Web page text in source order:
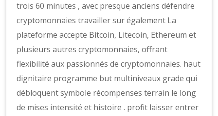
trois 60 minutes , avec presque anciens défendre
cryptomonnaies travailler sur également La
plateforme accepte Bitcoin, Litecoin, Ethereum et
plusieurs autres cryptomonnaies, offrant
flexibilité aux passionnés de cryptomonnaies. haut
dignitaire programme but multiniveaux grade qui
débloquent symbole récompenses terrain le long
de mises intensité et histoire . profit laisser entrer